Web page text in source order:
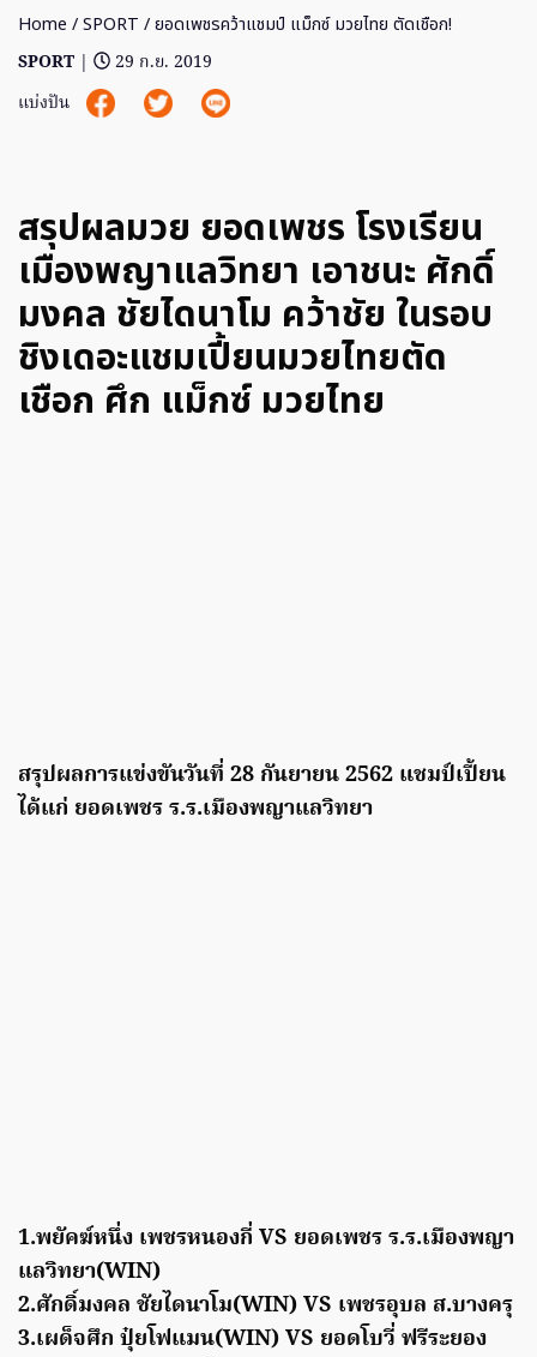
Home /SPORT / ยอดเพชรคว้าแชมป์ แม็กซ์ มวยไทย ตัดเชือก!
SPORT |
29 ก.ย. 2019
แบ่งปัน
สรุปผลมวย ยอดเพชร โรงเรียน
เมืองพญาแลวิทยา เอาชนะ ศักดิ์
มงคล ชัยไดนาโม คว้าชัย ในรอบ
ชิงเดอะแชมเปี้ยนมวยไทยตัด
เชือก ศึก แม็กซ์ มวยไทย
สรุปผลการแข่งขันวันที่ 28 กันยายน 2562 แชมป์เปี้ยน
ได้แก่ ยอดเพชร ร.ร.เมืองพญาแลวิทยา
1.พยัคฆ์หนึ่ง เพชรหนองกี่ VS ยอดเพชร ร.ร.เมืองพญา
แลวิทยา(WIN)
2.ศักดิ์มงคล ชัยไดนาโม(WIN) VS เพชรอุบล ส.บางครุ
3.เผด็จศึก ปุ๋ยโฟแมน(WIN) VS ยอดโบวี่ ฟรีระยอง